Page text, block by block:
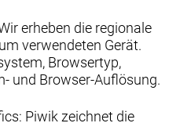
erheben die regionale
verwendeten Gerät.
Browsertyp,
und Browser-Auflösung.
Piwik zeichnet die